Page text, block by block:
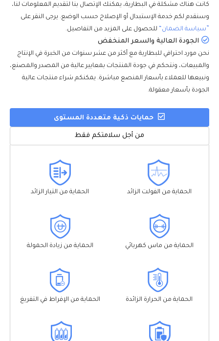
كانت هناك مشكلة في البطارية، يمكنك الإتصال بنا لتقديم المعلومات لنا،
وسنقدم لكم خدمة الإستبدال أو الإصلاح حسب الوضع. يرجى النقر على
”سياسة الضمان“ للحصول على المزيد من التفاصيل.
الجودة العالية والسعر المنخفض
نحن مورد احترافي للبطارية مع أكثر من عشر سنوات من الخبرة في الإنتاج
والمبيعات، ونتحكم في جودة المنتجات بمعايير عالية من المصدر والمصنع،
ونبيعها للعملاء بأسعار المنصع مباشرة. يمكنكم شراء منتجات عالية
الجودة بأسعار معقولة.
حمايات ذكية متعددة المستوى
من أجل سلامتكم فقط
الحماية من الفولت الزائد الحماية من التيار الزائد
الحماية من ماس كهربائي الحماية من زيادة الحمولة
الحماية من الحرارة الزائدة الحماية من الإفراط في التفريغ